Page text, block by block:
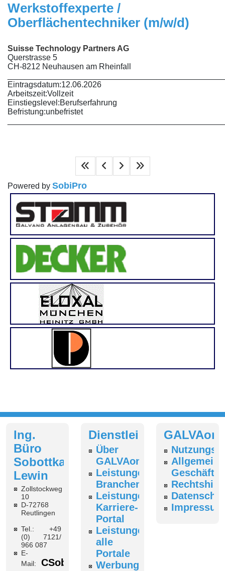
Werkstoffexperte /
Oberflächentechniker (m/w/d)
Suisse Technology Partners AG
Querstrasse 5
CH-8212 Neuhausen am Rheinfall
Eintragsdatum:12.06.2026
Arbeitszeit:Vollzeit
Einstiegslevel:Berufserfahrung
Befristung:unbefristet
Powered by SobiPro
Ing.
Büro
Sobottka-
Lewin
Zollstockweg
10
D-72768
Reutlingen
Tel.: +49
(0) 7121/
966 087
E-
Mail:
CSobottka@galvaonline.de
Dienstleistungen
Über
GALVAonline
Leistungen
Branchenverzeichnis
Leistungen
Karriere-
Portal
Leistungen
alle
Portale
Werbung
Allgemeine
Impressum